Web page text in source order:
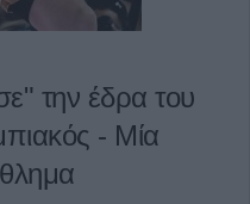
την έδρα του
- Μία